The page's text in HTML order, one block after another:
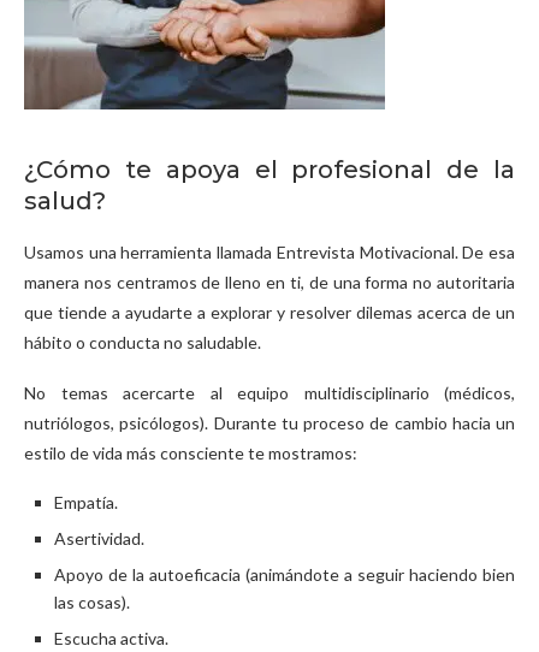
¿Cómo te apoya el profesional de la
salud?
Usamos una herramienta llamada Entrevista Motivacional. De esa
manera nos centramos de lleno en ti, de una forma no autoritaria
que tiende a ayudarte a explorar y resolver dilemas acerca de un
hábito o conducta no saludable.
No temas acercarte al equipo multidisciplinario (médicos,
nutriólogos, psicólogos). Durante tu proceso de cambio hacia un
estilo de vida más consciente te mostramos:
Empatía.
Asertividad.
Apoyo de la autoeficacia (animándote a seguir haciendo bien
las cosas).
Escucha activa.